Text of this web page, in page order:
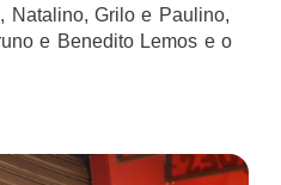
Natalino, Grilo e Paulino,
e Benedito Lemos e o